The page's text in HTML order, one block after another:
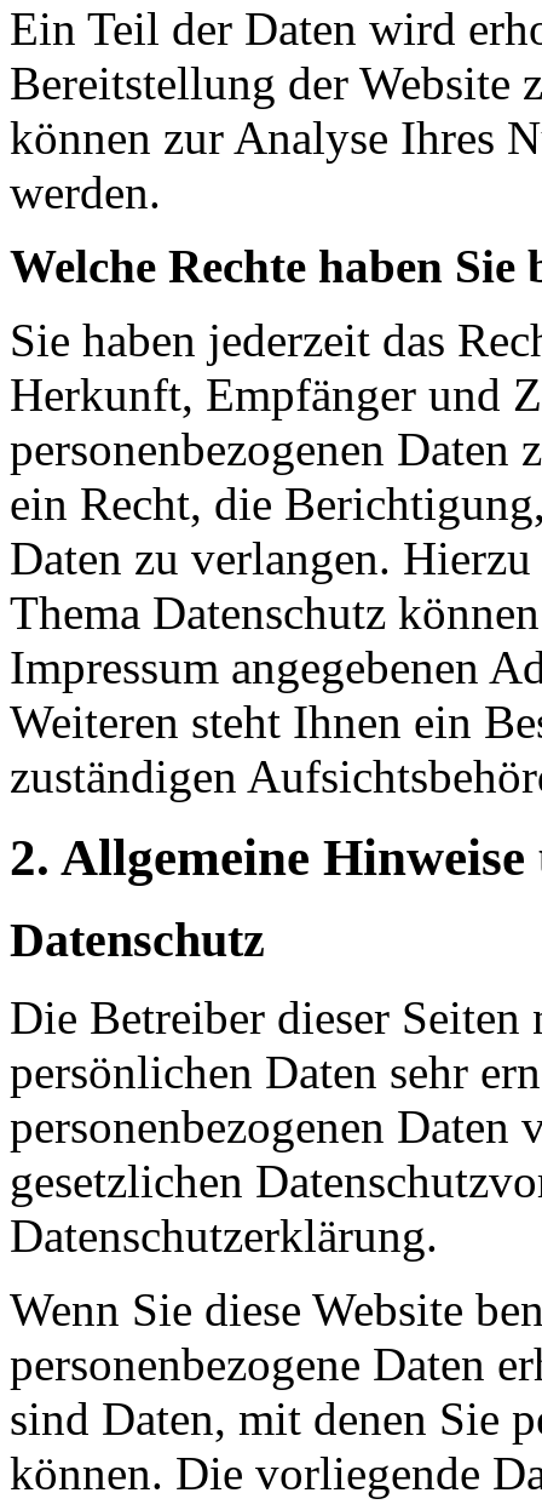
Ein Teil der Daten wird
Bereitstellung der Website
können zur Analyse Ihres
werden.
Welche Rechte haben
Sie haben jederzeit das
Herkunft, Empfänger und
personenbezogenen Daten
ein Recht, die
Daten zu verlangen.
Thema Datenschutz
Impressum angegebenen
Weiteren steht Ihnen ein
zuständigen
2. Allgemeine
Datenschutz
Die Betreiber dieser Seiten
persönlichen Daten sehr
personenbezogenen Daten
gesetzlichen
Datenschutzerklärung.
Wenn Sie diese Website
personenbezogene Daten
sind Daten, mit denen Sie
können. Die vorliegende